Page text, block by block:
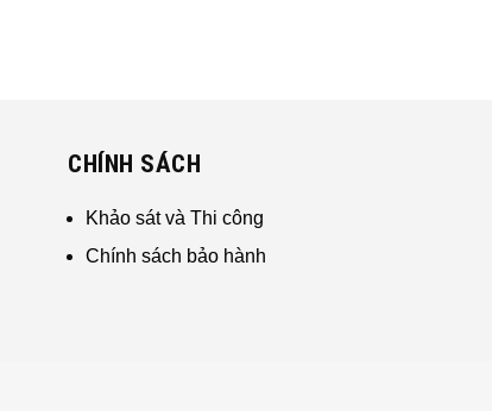
CHÍNH SÁCH
Khảo sát và Thi công
Chính sách bảo hành